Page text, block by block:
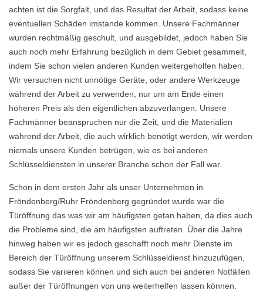
achten ist die Sorgfalt, und das Resultat der Arbeit, sodass keine
eventuellen Schäden imstande kommen. Unsere Fachmänner
wurden rechtmäßig geschult, und ausgebildet, jedoch haben Sie
auch noch mehr Erfahrung bezüglich in dem Gebiet gesammelt,
indem Sie schon vielen anderen Kunden weitergeholfen haben.
Wir versuchen nicht unnötige Geräte, oder andere Werkzeuge
während der Arbeit zu verwenden, nur um am Ende einen
höheren Preis als den eigentlichen abzuverlangen. Unsere
Fachmänner beanspruchen nur die Zeit, und die Materialien
während der Arbeit, die auch wirklich benötigt werden, wir werden
niemals unsere Kunden betrügen, wie es bei anderen
Schlüsseldiensten in unserer Branche schon der Fall war.
Schon in dem ersten Jahr als unser Unternehmen in
Fröndenberg/Ruhr Fröndenberg gegründet wurde war die
Türöffnung das was wir am häufigsten getan haben, da dies auch
die Probleme sind, die am häufigsten auftreten. Über die Jahre
hinweg haben wir es jedoch geschafft noch mehr Dienste im
Bereich der Türöffnung unserem Schlüsseldienst hinzuzufügen,
sodass Sie variieren können und sich auch bei anderen Notfällen
außer der Türöffnungen von uns weiterhelfen lassen können.